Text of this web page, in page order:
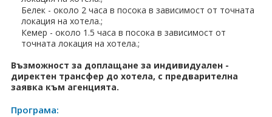
Хотели в чужбина
ЕЗИКОВО УЧИЛИЩЕ
ВХОД ЗА АГЕНТИ
Белек - около 2 часа в посока в зависимост от точната
локация на хотела.;
Кемер - около 1.5 часа в посока в зависимост от
точната локация на хотела.;
Възможност за доплащане за индивидуален -
директен трансфер до хотела, с предварителна
заявка към агенцията.
Програма: